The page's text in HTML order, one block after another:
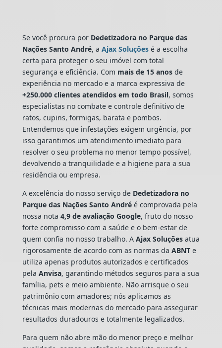
Se você procura por Dedetizadora no Parque das
Nações Santo André, a Ajax Soluçõesé a escolha
certa para proteger o seu imóvel com total
segurança e eficiência. Com mais de 15 anosde
experiência no mercado e a marca expressiva de
+250.000 clientes atendidos em todo Brasil, somos
especialistas no combate e controle definitivo de
ratos, cupins, formigas, barata e pombos.
Entendemos que infestações exigem urgência, por
isso garantimos um atendimento imediato para
resolver o seu problema no menor tempo possível,
devolvendo a tranquilidade e a higiene para a sua
residência ou empresa.
A excelência do nosso serviço de Dedetizadora no
Parque das Nações Santo Andréé comprovada pela
nossa nota 4,9 de avaliação Google, fruto do nosso
forte compromisso com a saúde e o bem-estar de
quem confia no nosso trabalho. A Ajax Soluçõesatua
rigorosamente de acordo com as normas da ABNTe
utiliza apenas produtos autorizados e certificados
pela Anvisa, garantindo métodos seguros para a sua
família, pets e meio ambiente. Não arrisque o seu
patrimônio com amadores; nós aplicamos as
técnicas mais modernas do mercado para assegurar
resultados duradouros e totalmente legalizados.
Para quem não abre mão do menor preço e melhor